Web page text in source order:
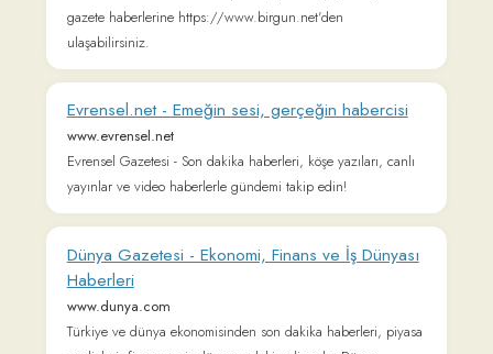
testvérek összegyüjtött meséi.
Bekirhoca.com - Eğitim Makaleleri, Kısa
hikayeler, öyküler, türkü sözleri, şiirler
Connect with us
𝕏